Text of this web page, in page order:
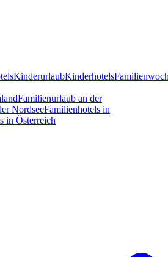
KinderurlaubKinderhotels
Familienurlaub an der
NordseeFamilienhotels in
in Österreich